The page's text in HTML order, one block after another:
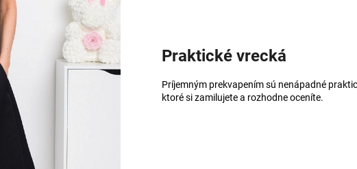
Praktické vrecká
Príjemným prekvapením sú nenápadné
ktoré si zamilujete a rozhodne oceníte.